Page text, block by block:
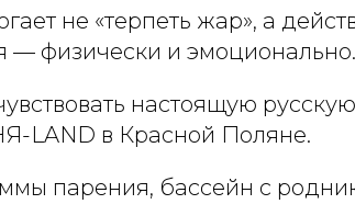
не «терпеть жар», а
— физически и эмоционально.
настоящую
LAND в Красной Поляне.
парения, бассейн с